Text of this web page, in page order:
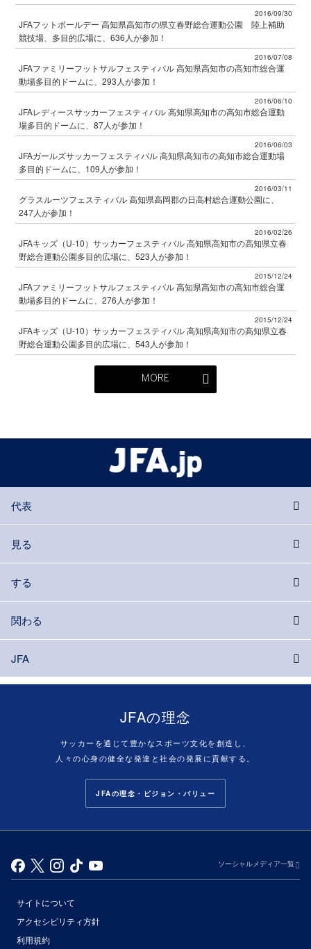
2016/09/30
JFAフットボールデー 高知県高知市の県立春野総合運動公園 陸上補助
競技場、多目的広場に、636人が参加！
2016/07/08
JFAファミリーフットサルフェスティバル 高知県高知市の高知市総合運
動場多目的ドームに、293人が参加！
2016/06/10
JFAレディースサッカーフェスティバル 高知県高知市の高知市総合運動
場多目的ドームに、87人が参加！
2016/06/03
JFAガールズサッカーフェスティバル 高知県高知市の高知市総合運動場
多目的ドームに、109人が参加！
2016/03/11
グラスルーツフェスティバル 高知県高岡郡の日高村総合運動公園に、
247人が参加！
2016/02/26
JFAキッズ（U-10）サッカーフェスティバル 高知県高知市の高知県立春
野総合運動公園多目的広場に、523人が参加！
2015/12/24
JFAファミリーフットサルフェスティバル 高知県高知市の高知市総合運
動場多目的ドームに、276人が参加！
2015/12/24
JFAキッズ（U-10）サッカーフェスティバル 高知県高知市の高知県立春
野総合運動公園多目的広場に、543人が参加！
MORE
代表
見る
する
関わる
JFA
JFAの理念
サッカーを通じて豊かなスポーツ文化を創造し、
人々の心身の健全な発達と社会の発展に貢献する。
JFAの理念・ビジョン・バリュー
ソーシャルメディア一覧
サイトについて
アクセシビリティ方針
利用規約